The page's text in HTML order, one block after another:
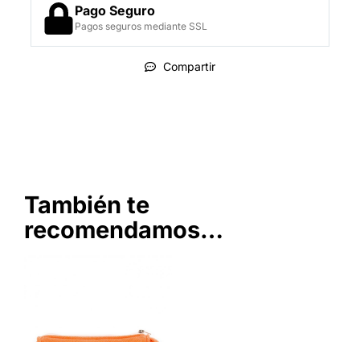
Pago Seguro
Pagos seguros mediante SSL
Compartir
También te
recomendamos…